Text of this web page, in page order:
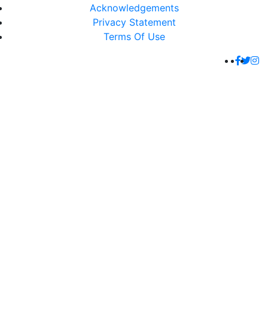
Acknowledgements
Privacy Statement
Terms Of Use